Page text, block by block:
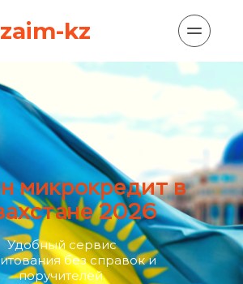
zaim-kz
микрокредит в
2026
Удобный сервис
без справок и
поручителей.